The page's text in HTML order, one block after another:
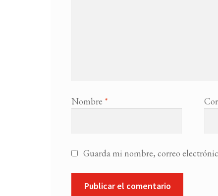
Nombre *
Guarda mi nombre, correo